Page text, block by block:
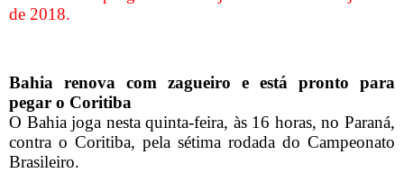
de 2018.
Bahia renova com zagueiro e está pronto para
pegar o Coritiba
O Bahia joga nesta quinta-feira, às 16 horas, no Paraná,
contra o Coritiba, pela sétima rodada do Campeonato
Brasileiro.